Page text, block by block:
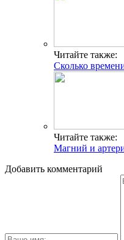
Читайте также:
Сколько
Читайте также:
Магний и
Добавить комментарий